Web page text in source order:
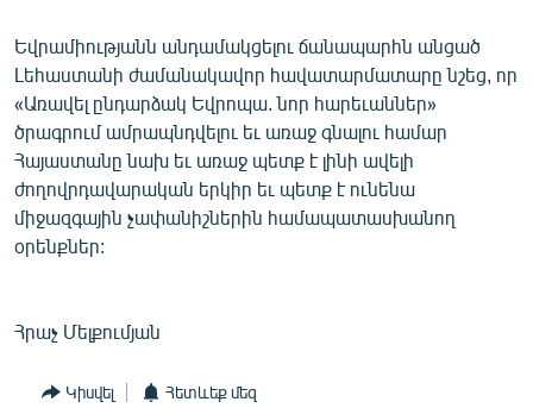
Եվրամիությանն անդամակցելու ճանապարհն անցած
Լեհաստանի ժամանակավոր հավատարմատարը նշեց, որ
«Առավել ընդարձակ Եվրոպա. նոր հարեւաններ»
ծրագրում ամրապնդվելու եւ առաջ գնալու համար
Հայաստանը նախ եւ առաջ պետք է լինի ավելի
ժողովրդավարական երկիր եւ պետք է ունենա
միջազգային չափանիշներին համապատասխանող
օրենքներ:
Հրաչ Մելքումյան
Կիսվել Հետևեք մեզ